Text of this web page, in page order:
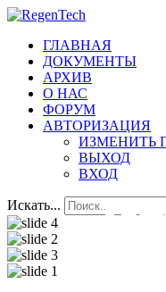
ГЛАВНАЯ
ДОКУМЕНТЫ
АРХИВ
О НАС
ФОРУМ
АВТОРИЗАЦИЯ
ИЗМЕНИТЬ
ВЫХОД
ВХОД
Искать...